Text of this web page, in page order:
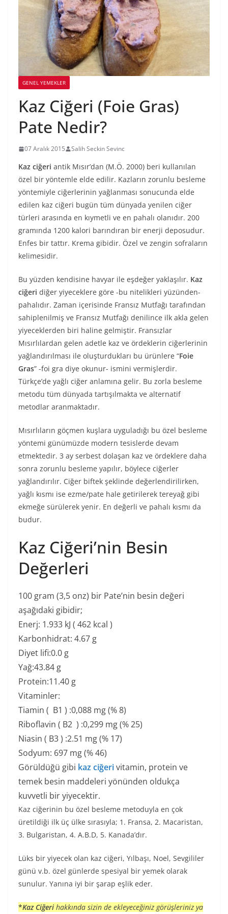
GENEL YEMEKLER
Kaz Ciğeri (Foie Gras)
Pate Nedir?
07 Aralık 2015 Salih Seckin Sevinc
Kaz ciğeri antik Mısır’dan (M.Ö. 2000) beri kullanılan
özel bir yöntemle elde edilir. Kazların zorunlu besleme
yöntemiyle ciğerlerinin yağlanması sonucunda elde
edilen kaz ciğeri bugün tüm dünyada yenilen ciğer
türleri arasında en kıymetli ve en pahalı olanıdır. 200
gramında 1200 kalori barındıran bir enerji deposudur.
Enfes bir tattır. Krema gibidir. Özel ve zengin sofraların
kelimesidir.
Bu yüzden kendisine havyar ile eşdeğer yaklaşılır. Kaz
ciğeri diğer yiyeceklere göre -bu nitelikleri yüzünden-
pahalıdır. Zaman içerisinde Fransız Mutfağı tarafından
sahiplenilmiş ve Fransız Mutfağı denilince ilk akla gelen
yiyeceklerden biri haline gelmiştir. Fransızlar
Mısırlılardan gelen adetle kaz ve ördeklerin ciğerlerinin
yağlandırılması ile oluşturdukları bu ürünlere “Foie
Gras” -foi gra diye okunur- ismini vermişlerdir.
Türkçe’de yağlı ciğer anlamına gelir. Bu zorla besleme
metodu tüm dünyada tartışılmakta ve alternatif
metodlar aranmaktadır.
Mısırlıların göçmen kuşlara uyguladığı bu özel besleme
yöntemi günümüzde modern tesislerde devam
etmektedir. 3 ay serbest dolaşan kaz ve ördeklere daha
sonra zorunlu besleme yapılır, böylece ciğerler
yağlandırılır. Ciğer biftek şeklinde değerlendirilirken,
yağlı kısmı ise ezme/pate hale getirilerek tereyağ gibi
ekmeğe sürülerek yenir. En değerli ve pahalı kısmı da
budur.
Kaz Ciğeri’nin Besin
Değerleri
100 gram (3,5 onz) bir Pate’nin besin değeri
aşağıdaki gibidir;
Enerj: 1.933 kJ ( 462 kcal )
Karbonhidrat: 4.67 g
Diyet lifi:0.0 g
Yağ:43.84 g
Protein:11.40 g
Vitaminler:
Tiamin ( B1 ) :0,088 mg (% 8)
Riboflavin ( B2 ) :0,299 mg (% 25)
Niasin ( B3 ) :2.51 mg (% 17)
Sodyum: 697 mg (% 46)
Görüldüğü gibi kaz ciğerivitamin, protein ve
temek besin maddeleri yönünden oldukça
kuvvetli bir yiyecektir.
Kaz ciğerinin bu özel besleme metoduyla en çok
üretildiği ilk üç ülke sırasıyla; 1. Fransa, 2. Macaristan,
3. Bulgaristan, 4. A.B.D, 5. Kanada’dır.
Lüks bir yiyecek olan kaz ciğeri, Yılbaşı, Noel, Sevgililer
günü v.b. özel günlerde spesiyal bir yemek olarak
sunulur. Yanına iyi bir şarap eşlik eder.
*Kaz Ciğeri hakkında sizin de ekleyeceğiniz görüşleriniz ya